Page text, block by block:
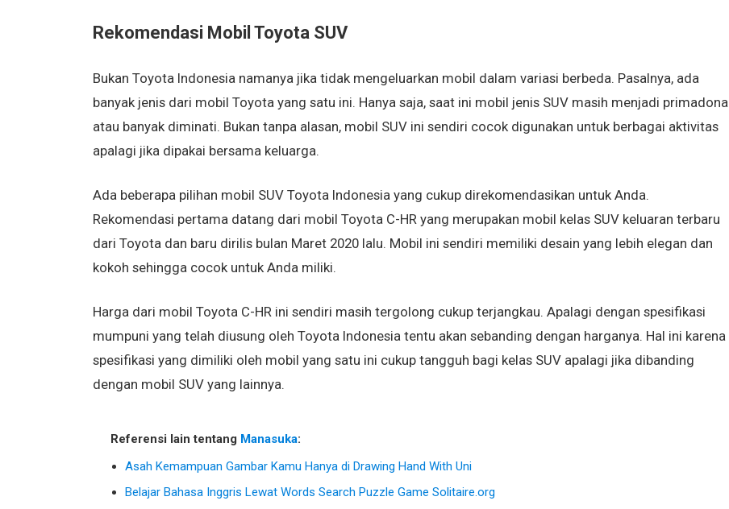
Rekomendasi Mobil Toyota SUV
Bukan Toyota Indonesia namanya jika tidak mengeluarkan mobil dalam variasi berbeda. Pasalnya, ada
banyak jenis dari mobil Toyota yang satu ini. Hanya saja, saat ini mobil jenis SUV masih menjadi primadona
atau banyak diminati. Bukan tanpa alasan, mobil SUV ini sendiri cocok digunakan untuk berbagai aktivitas
apalagi jika dipakai bersama keluarga.
Ada beberapa pilihan mobil SUV Toyota Indonesia yang cukup direkomendasikan untuk Anda.
Rekomendasi pertama datang dari mobil Toyota C-HR yang merupakan mobil kelas SUV keluaran terbaru
dari Toyota dan baru dirilis bulan Maret 2020 lalu. Mobil ini sendiri memiliki desain yang lebih elegan dan
kokoh sehingga cocok untuk Anda miliki.
Harga dari mobil Toyota C-HR ini sendiri masih tergolong cukup terjangkau. Apalagi dengan spesifikasi
mumpuni yang telah diusung oleh Toyota Indonesia tentu akan sebanding dengan harganya. Hal ini karena
spesifikasi yang dimiliki oleh mobil yang satu ini cukup tangguh bagi kelas SUV apalagi jika dibanding
dengan mobil SUV yang lainnya.
Referensi lain tentang Manasuka:
Asah Kemampuan Gambar Kamu Hanya di Drawing Hand With Uni
Belajar Bahasa Inggris Lewat Words Search Puzzle Game Solitaire.org